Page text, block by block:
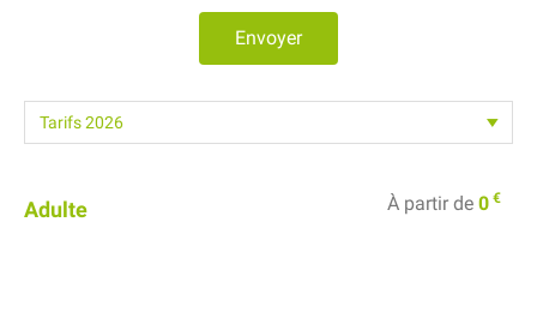
Envoyer
Adulte À partir de 0 €